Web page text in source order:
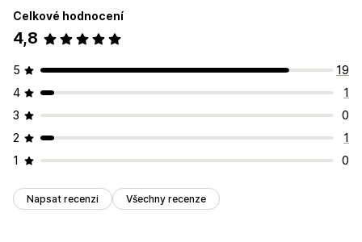
Celkové hodnocení
4,8
5
19
4
1
3
0
2
1
1
0
Napsat recenzi Všechny recenze